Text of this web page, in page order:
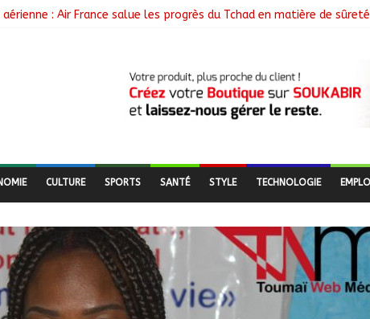
: Air France salue les progrès du Tchad en matière de sûreté
de N’Djamena et l’OMS renforcent leur coopération
communautés nomades de Ferrick Kodjoguila se mobilisent pour le
programme d’un milliard de FCFA pour former 100 jeunes
CULTURE SPORTS SANTÉ STYLE TECHNOLOGIE EMPLOI